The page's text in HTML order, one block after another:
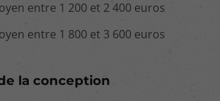
entre 1 200 et 2 400 euros
entre 1 800 et 3 600 euros
la conception